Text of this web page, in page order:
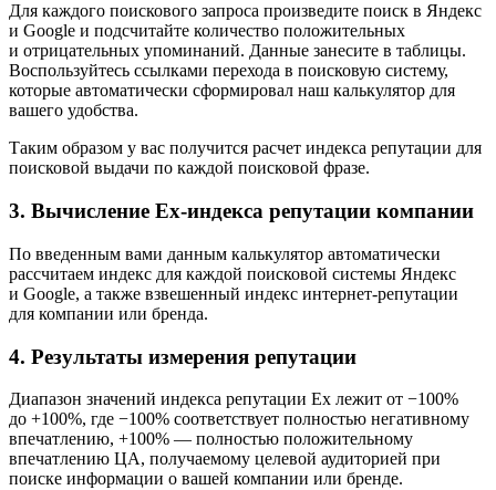
Для каждого поискового запроса произведите поиск в Яндекс
и Google и подсчитайте количество положительных
и отрицательных упоминаний. Данные занесите в таблицы.
Воспользуйтесь ссылками перехода в поисковую систему,
которые автоматически сформировал наш калькулятор для
вашего удобства.
Таким образом у вас получится расчет индекса репутации для
поисковой выдачи по каждой поисковой фразе.
3. Вычисление Ex-индекса репутации компании
По введенным вами данным калькулятор автоматически
рассчитаем индекс для каждой поисковой системы Яндекс
и Google, а также взвешенный индекс интернет-репутации
для компании или бренда.
4. Результаты измерения репутации
Диапазон значений индекса репутации Ex лежит от −100%
до +100%, где −100% соответствует полностью негативному
впечатлению, +100% — полностью положительному
впечатлению ЦА, получаемому целевой аудиторией при
поиске информации о вашей компании или бренде.